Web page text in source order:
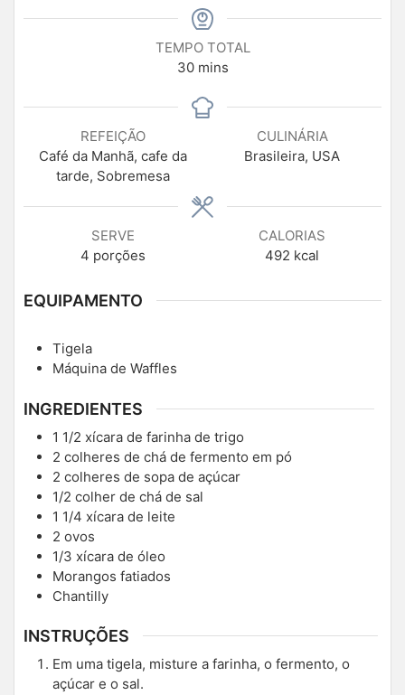
TEMPO TOTAL
30 mins
REFEIÇÃO
Café da Manhã, cafe da
tarde, Sobremesa
CULINÁRIA
Brasileira, USA
SERVE
4 porções
CALORIAS
492 kcal
EQUIPAMENTO
Tigela
Máquina de Waffles
INGREDIENTES
1 1/2 xícara de farinha de trigo
2 colheres de chá de fermento em pó
2 colheres de sopa de açúcar
1/2 colher de chá de sal
1 1/4 xícara de leite
2 ovos
1/3 xícara de óleo
Morangos fatiados
Chantilly
INSTRUÇÕES
Em uma tigela, misture a farinha, o fermento, o
açúcar e o sal.